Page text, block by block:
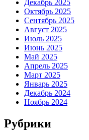
Декабрь 2025
Октябрь 2025
Сентябрь 2025
Август 2025
Июль 2025
Июнь 2025
Май 2025
Апрель 2025
Март 2025
Январь 2025
Декабрь 2024
Ноябрь 2024
Рубрики